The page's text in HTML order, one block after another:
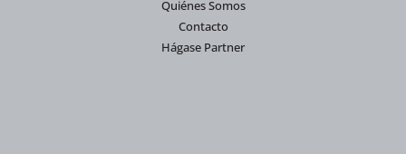
Quiénes Somos
Contacto
Hágase Partner